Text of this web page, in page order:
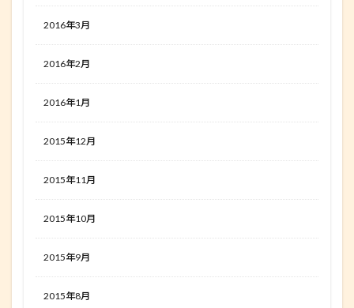
2016年3月
2016年2月
2016年1月
2015年12月
2015年11月
2015年10月
2015年9月
2015年8月